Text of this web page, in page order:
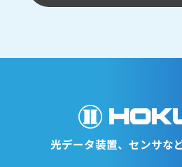
光データ装置、センサな